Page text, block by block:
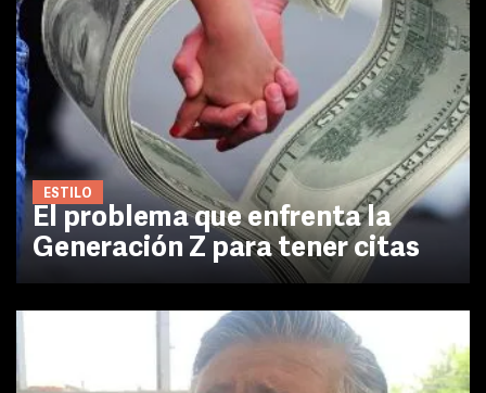
ESTILO
El problema que enfrenta la
Generación Z para tener citas